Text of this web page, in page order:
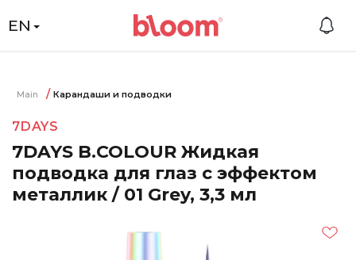
EN
Main Карандаши и подводки
7DAYS
7DAYS B.COLOUR Жидкая
подводка для глаз с эффектом
металлик / 01 Grey, 3,3 мл